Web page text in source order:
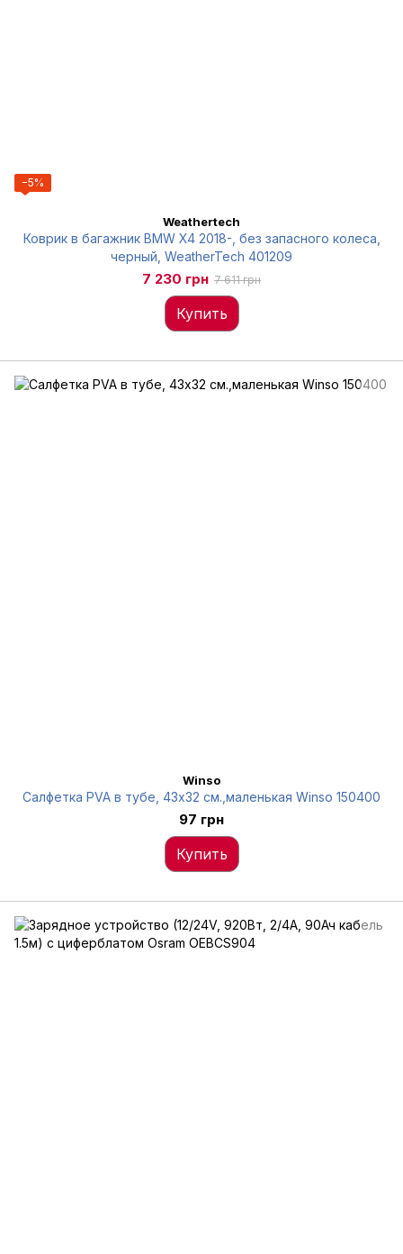
−5%
Weathertech
Коврик в багажник BMW X4 2018-, без запасного колеса,
черный, WeatherTech 401209
7 230 грн 7 611 грн
Купить
Winso
Салфетка PVA в тубе, 43x32 см.,маленькая Winso 150400
97 грн
Купить